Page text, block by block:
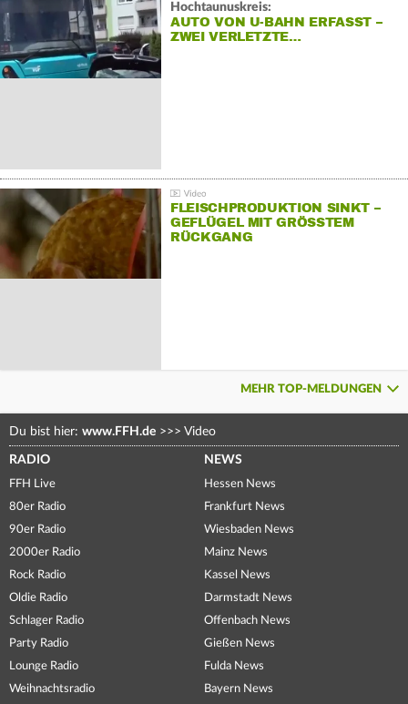
Hochtaunuskreis:
AUTO VON U-BAHN ERFASST –
ZWEI VERLETZTE…
FLEISCHPRODUKTION SINKT –
GEFLÜGEL MIT GRÖSSTEM R
ÜCKGANG
MEHR TOP-MELDUNGEN
Du bist hier: www.FFH.de >>> Video
RADIO
FFH Live
80er Radio
90er Radio
2000er Radio
Rock Radio
Oldie Radio
Schlager Radio
Party Radio
Lounge Radio
Weihnachtsradio
NEWS
Hessen News
Frankfurt News
Wiesbaden News
Mainz News
Kassel News
Darmstadt News
Offenbach News
Gießen News
Fulda News
Bayern News